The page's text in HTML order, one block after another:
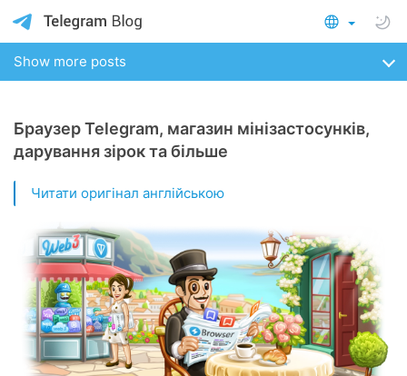
Show more posts
Браузер Telegram, магазин мінізастосунків,
дарування зірок та більше
Читати оригінал англійською